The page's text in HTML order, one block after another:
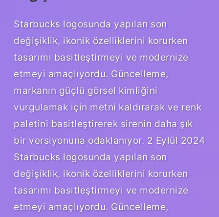
Starbucks logosunda yapılan son
değişiklik, ikonik özelliklerini korurken
tasarımı basitleştirmeyi ve modernize
etmeyi amaçlıyordu. Güncelleme,
markanın güçlü görsel kimliğini
vurgulamak için metni kaldırarak ve renk
paletini basitleştirerek sirenin daha şık
bir versiyonuna odaklanıyor. 2 Eylül 2024
Starbucks logosunda yapılan son
değişiklik, ikonik özelliklerini korurken
tasarımı basitleştirmeyi ve modernize
etmeyi amaçlıyordu. Güncelleme,